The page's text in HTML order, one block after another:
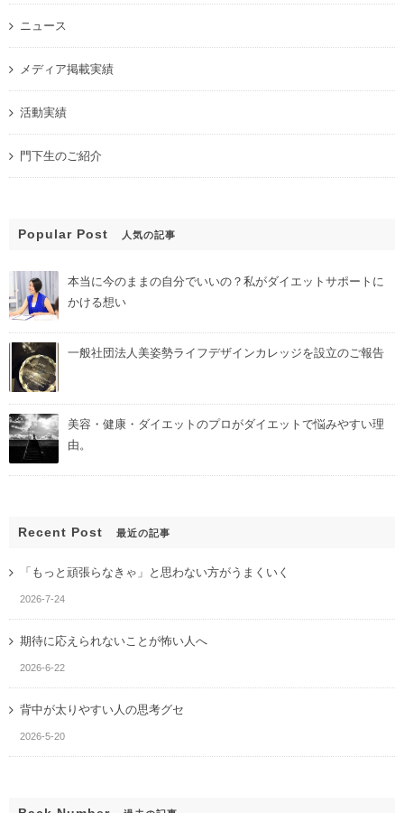
ニュース
メディア掲載実績
活動実績
門下生のご紹介
Popular Post 人気の記事
本当に今のままの自分でいいの？私がダイエットサポートに
かける想い
一般社団法人美姿勢ライフデザインカレッジを設立のご報告
美容・健康・ダイエットのプロがダイエットで悩みやすい理
由。
Recent Post 最近の記事
「もっと頑張らなきゃ」と思わない方がうまくいく
2026-7-24
期待に応えられないことが怖い人へ
2026-6-22
背中が太りやすい人の思考グセ
2026-5-20